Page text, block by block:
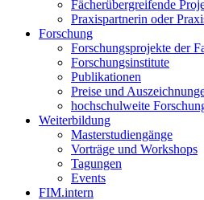
Fächerübergreifende
Praxispartnerin oder
Forschung
Forschungsprojekte der
Forschungsinstitute
Publikationen
Preise und
hochschulweite
Weiterbildung
Masterstudiengänge
Vorträge und Workshops
Tagungen
Events
FIM.intern